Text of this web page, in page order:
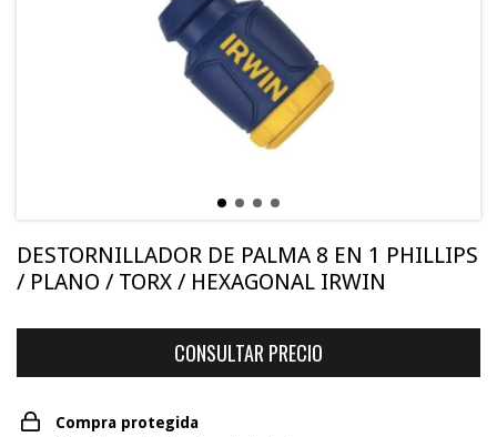
DESTORNILLADOR DE PALMA 8 EN 1 PHILLIPS
/ PLANO / TORX / HEXAGONAL IRWIN
Compra protegida